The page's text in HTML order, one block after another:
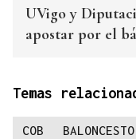
UVigo y
apostar por el
Temas
COB BALONCESTO